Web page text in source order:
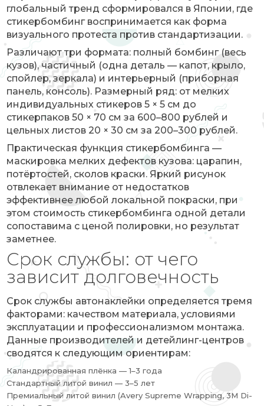
глобальный тренд сформировался в Японии, где
стикербомбинг воспринимается как форма
визуального протеста против стандартизации.
Различают три формата: полный бомбинг (весь
кузов), частичный (одна деталь — капот, крыло,
спойлер, зеркала) и интерьерный (приборная
панель, консоль). Размерный ряд: от мелких
индивидуальных стикеров 5 × 5 см до
стикерпаков 50 × 70 см за 600–800 рублей и
цельных листов 20 × 30 см за 200–300 рублей.
Практическая функция стикербомбинга —
маскировка мелких дефектов кузова: царапин,
потёртостей, сколов краски. Яркий рисунок
отвлекает внимание от недостатков
эффективнее любой локальной покраски, при
этом стоимость стикербомбинга одной детали
сопоставима с ценой полировки, но результат
заметнее.
Срок службы: от чего
зависит долговечность
Срок службы автонаклейки определяется тремя
факторами: качеством материала, условиями
эксплуатации и профессионализмом монтажа.
Данные производителей и детейлинг-центров
сводятся к следующим ориентирам:
Каландрированная плёнка — 1–3 года
Стандартный литой винил — 3–5 лет
Премиальный литой винил (Avery Supreme Wrapping, 3M Di-